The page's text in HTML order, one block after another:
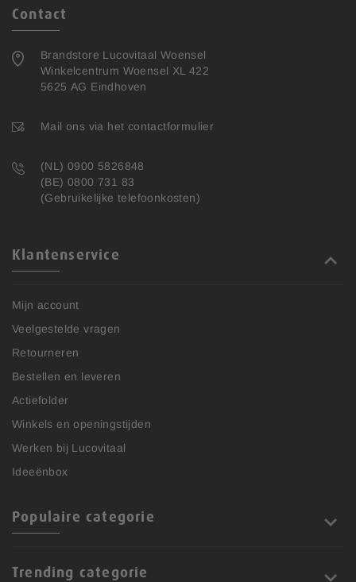
Contact
Brandstore Lucovitaal Woensel
Winkelcentrum Woensel XL 422
5625 AG Eindhoven
Mail ons via het contactformulier
(NL) 0900 5826848
(BE) 0800 731 83
(Gebruikelijke telefoonkosten)
Klantenservice
Mijn account
Veelgestelde vragen
Retourneren
Bestellen en leveren
Actiefolder
Winkels en openingstijden
Werken bij Lucovitaal
Ideeënbox
Populaire categorie
Trending categorie